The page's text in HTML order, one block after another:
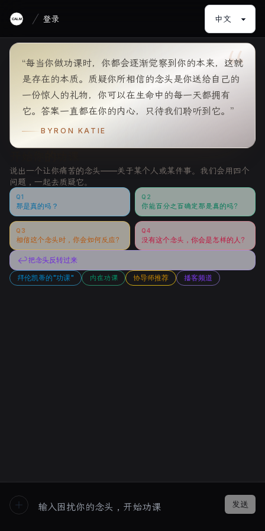
CALM 登录
“
“每当你做功课时，你都会逐渐觉察到你的本来，这就
是存在的本质。质疑你所相信的念头是你送给自己的
一份惊人的礼物，你可以在生命中的每一天都拥有
它。答案一直都在你的内心，只待我们聆听到它。”
BYRON KATIE
说出一个让你痛苦的念头——关于某个人或某件事。我们会用四个
问题，一起去质疑它。
Q1
那是真的吗？
Q2
你能百分之百确定那是真的吗？
Q3
相信这个念头时，你会如何反应？
Q4
没有这个念头，你会是怎样的人？
↩把念头反转过来
拜伦凯蒂的"功课"
内在功课 协导师推荐 播客频道
New Chat
发送